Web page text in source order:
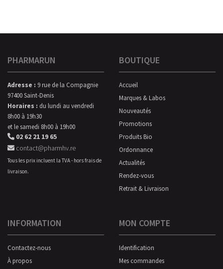
PHARMARUN
Adresse : 9 rue de la Compagnie
97400 Saint-Denis
Horaires : du lundi au vendredi
8h00 à 19h30
et le samedi 8h00 à 19h00
02 62 21 19 65
contact@pharmhv.re
Tous les prix incluent la TVA - hors frais de
livraison.
BOUTIQUE
Accueil
Marques & Labos
Nouveautés
Promotions
Produits Bio
Ordonnance
Actualités
Rendez-vous
Retrait & Livraison
INFORMATION
Contactez-nous
À propos
MON COMPTE
Identification
Mes commandes